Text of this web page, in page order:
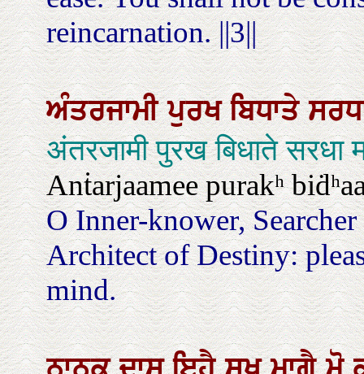
reincarnation. ||3||
ਅੰਤਰਜਾਮੀਪੁਰਖਬਿਧਾਤੇ
अंतरजामी पुरख बिधाते सरधा
Anṫarjaamee purakʰ
O Inner-knower,
Architect of Destiny:
mind.